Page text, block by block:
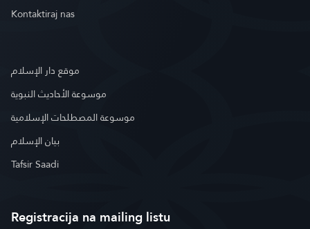
Kontaktiraj nas
موقع دار الإسلام
موسوعة الأحاديث النبوية
موسوعة المصطلحات الإسلامية
بيان الإسلام
Tafsir Saadi
Registracija na mailing listu